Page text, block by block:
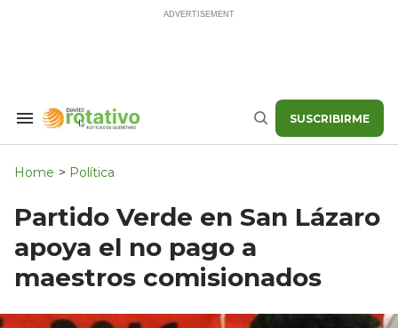
Search
Navigation
Buscar SUSCRIBIRME
Home > Política
Partido Verde en San Lázaro
apoya el no pago a
maestros comisionados